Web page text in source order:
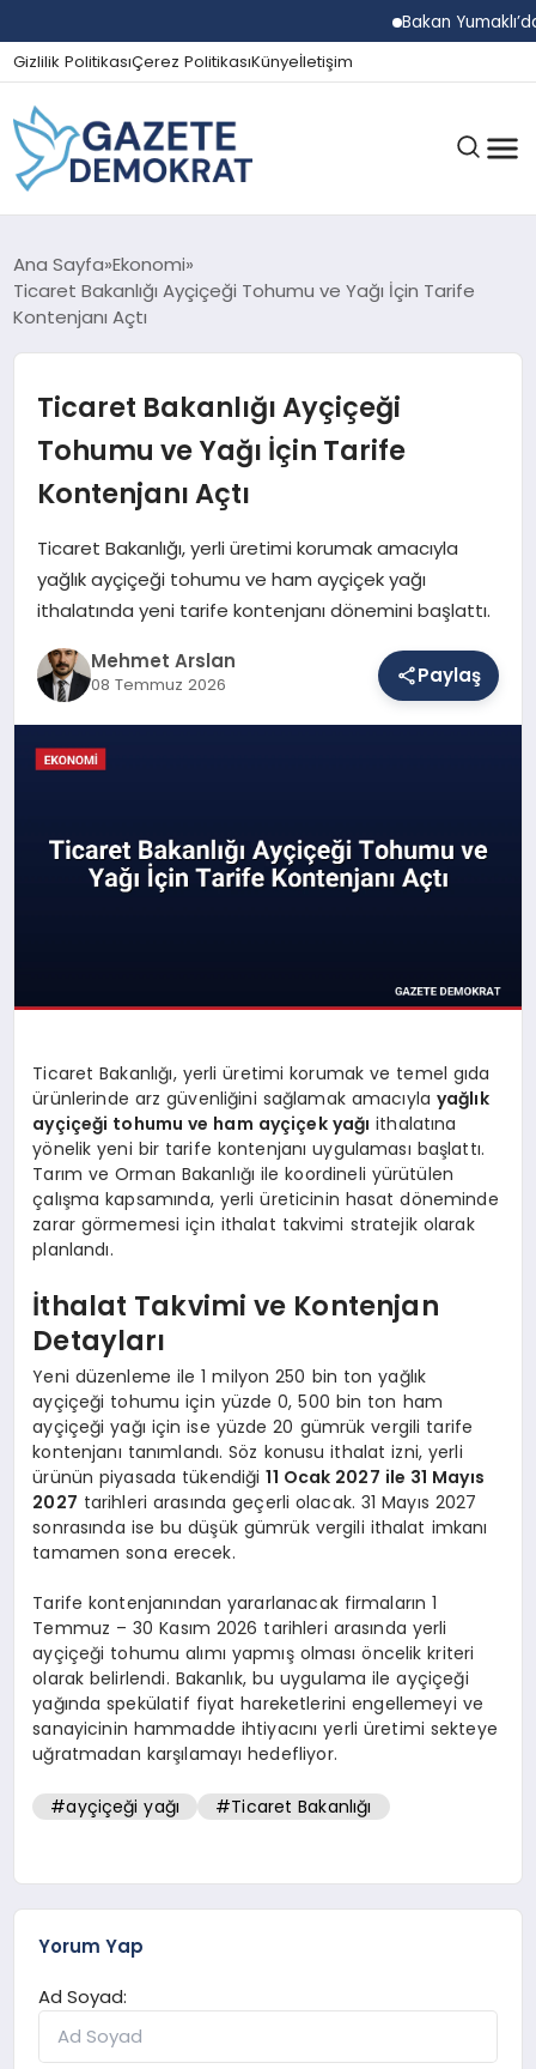
Bakan Yumaklı’dan
Gizlilik PolitikasıÇerez PolitikasıKünyeİletişim
GÜNDEM
EKONOMI
SPOR
SAĞLIK
EĞITIM
YAŞAM
Ana Sayfa Ekonomi
Ticaret Bakanlığı Ayçiçeği Tohumu ve Yağı İçin Tarife
Kontenjanı Açtı
Ticaret Bakanlığı Ayçiçeği
Tohumu ve Yağı İçin Tarife
Kontenjanı Açtı
Ticaret Bakanlığı, yerli üretimi korumak amacıyla
yağlık ayçiçeği tohumu ve ham ayçiçek yağı
ithalatında yeni tarife kontenjanı dönemini başlattı.
Mehmet Arslan
08 Temmuz 2026 Paylaş
Ticaret Bakanlığı, yerli üretimi korumak ve temel gıda
ürünlerinde arz güvenliğini sağlamak amacıyla yağlık
ayçiçeği tohumu ve ham ayçiçek yağı ithalatına
yönelik yeni bir tarife kontenjanı uygulaması başlattı.
Tarım ve Orman Bakanlığı ile koordineli yürütülen
çalışma kapsamında, yerli üreticinin hasat döneminde
zarar görmemesi için ithalat takvimi stratejik olarak
planlandı.
İthalat Takvimi ve Kontenjan
Detayları
Yeni düzenleme ile 1 milyon 250 bin ton yağlık
ayçiçeği tohumu için yüzde 0, 500 bin ton ham
ayçiçeği yağı için ise yüzde 20 gümrük vergili tarife
kontenjanı tanımlandı. Söz konusu ithalat izni, yerli
ürünün piyasada tükendiği11 Ocak 2027 ile 31 Mayıs
2027 tarihleri arasında geçerli olacak. 31 Mayıs 2027
sonrasında ise bu düşük gümrük vergili ithalat imkanı
tamamen sona erecek.
Tarife kontenjanından yararlanacak firmaların 1
Temmuz – 30 Kasım 2026 tarihleri arasında yerli
ayçiçeği tohumu alımı yapmış olması öncelik kriteri
olarak belirlendi. Bakanlık, bu uygulama ile ayçiçeği
yağında spekülatif fiyat hareketlerini engellemeyi ve
sanayicinin hammadde ihtiyacını yerli üretimi sekteye
uğratmadan karşılamayı hedefliyor.
#ayçiçeği yağı #Ticaret Bakanlığı
Yorum Yap
Ad Soyad: